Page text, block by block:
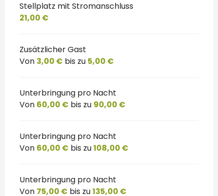
Stellplatz mit Stromanschluss
21,00 €
Zusätzlicher Gast
Von 3,00 € bis zu 5,00 €
Unterbringung pro Nacht
Von 60,00 € bis zu 90,00 €
Unterbringung pro Nacht
Von 60,00 € bis zu108,00 €
Unterbringung pro Nacht
Von 75,00 € bis zu135,00 €